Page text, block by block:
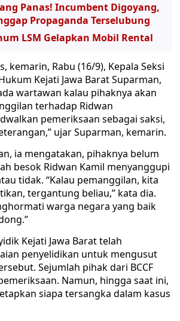
Panas! Incumbent Digoyang,
Propaganda Terselubung
LSM Gelapkan Mobil Rental
kemarin, Rabu (16/9), Kepala Seksi
Kejati Jawa Barat Suparman,
wartawan kalau pihaknya akan
terhadap Ridwan
pemeriksaan sebagai saksi,
ujar Suparman, kemarin.
ia mengatakan, pihaknya belum
besok Ridwan Kamil menyanggupi
tidak. “Kalau pemanggilan, kita
tergantung beliau,” kata dia.
warga negara yang baik
Kejati Jawa Barat telah
penyelidikan untuk mengusut
Sejumlah pihak dari BCCF
Namun, hingga saat ini,
siapa tersangka dalam kasus